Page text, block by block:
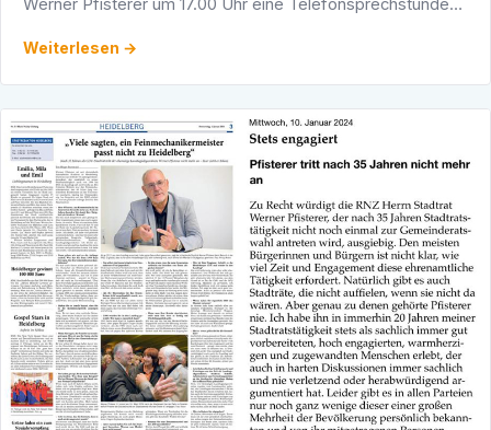
Werner Pfisterer um 17.00 Uhr eine Telefonsprechstunde
Weiterlesen →